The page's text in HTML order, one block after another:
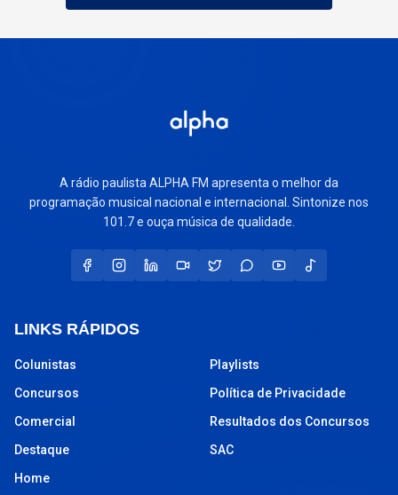
A rádio paulista ALPHA FM apresenta o melhor da
programação musical nacional e internacional. Sintonize nos
101.7 e ouça música de qualidade.
LINKS RÁPIDOS
Colunistas
Concursos
Comercial
Destaque
Home
Playlists
Política de Privacidade
Resultados dos Concursos
SAC